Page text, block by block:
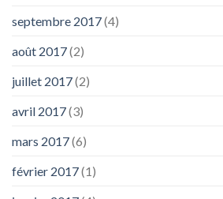
septembre 2017(4)
août 2017(2)
juillet 2017(2)
avril 2017(3)
mars 2017(6)
février 2017(1)